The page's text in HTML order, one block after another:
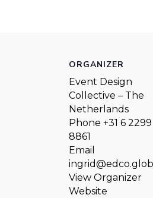
ORGANIZER
Event Design
Collective – The
Netherlands
Phone +31 6 2299
8861
Email
View Organizer
Website